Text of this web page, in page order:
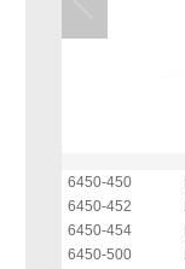
6450-450
6450-452
6450-454
6450-500